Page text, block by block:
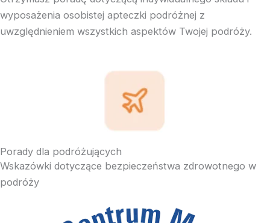
wyposażenia osobistej apteczki podróżnej z
uwzględnieniem wszystkich aspektów Twojej podróży.
Porady dla podróżujących
Wskazówki dotyczące bezpieczeństwa zdrowotnego w
podróży